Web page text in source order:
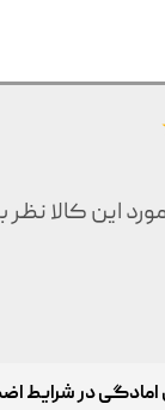
این کالا
در شرایط